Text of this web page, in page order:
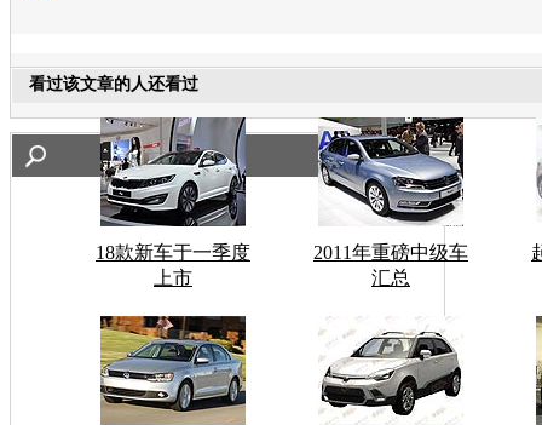
看过该文章的人还看过
18款新车于一季度
上市
2011年重磅中级车
汇总